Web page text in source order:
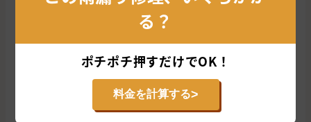
ると、柱や梁などの構造体を腐食させます。構
最悪の場合、倒壊の危険性も生じます。
シロアリの発生：湿った木材は、シロアリにと
って格好の住処となります。雨漏りによって木
材が湿った状態になると、シロアリが発生しや
る？
ポチポチ押すだけでOK！
料金を計算する>